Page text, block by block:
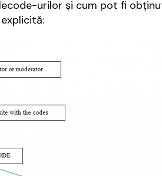
urilor și cum pot fi